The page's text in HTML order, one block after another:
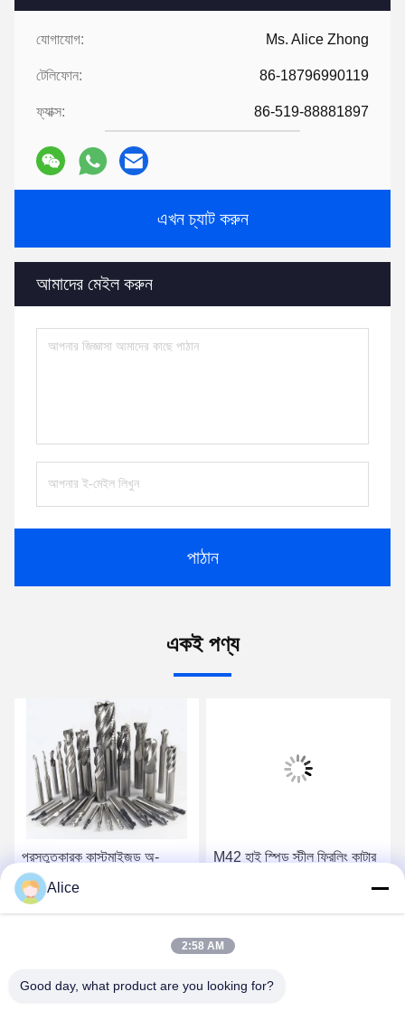
যোগাযোগ: Ms. Alice Zhong
টেলিফোন: 86-18796990119
ফ্যাক্স: 86-519-88881897
এখন চ্যাট করুন
আমাদের মেইল ​​করুন
পাঠান
একই পণ্য
প্রস্তুতকারক কাস্টমাইজড অ-
স্ট্যান্ডার্ড এম 42 হাই-স্পিড স্টিল
ফ্রিলিং কাটার হাই-কোবাল্ট হাই-স্পিড
M42 হাই স্পিড স্টীল ফ্রিলিং কাটার
Alice
2:58 AM
Good day, what product are you looking for?